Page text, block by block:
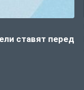
ставят перед